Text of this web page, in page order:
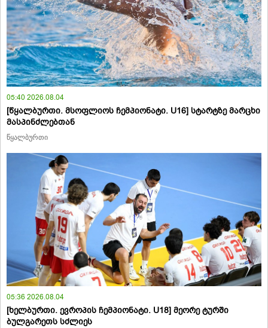
05:40 2026.08.04
[წყალბურთი. მსოფლიოს ჩემპიონატი. U16] სტარტზე მარცხი
მასპინძლებთან
წყალბურთი
05:36 2026.08.04
[ხელბურთი. ევროპის ჩემპიონატი. U18] მეორე ტურში
ბულგარეთს სძლიეს